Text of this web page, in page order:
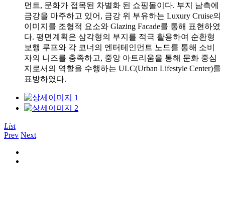
먼트, 문화가 접목된 차별화 된 쇼핑몰이다. 부지 남측에
금강을 마주하고 있어, 금강 위 부유하는 Luxury Cruise의
이미지를 조형적 요소와 Glazing Facade를 통해 표현하였
다. 평면계획은 삼각형의 부지를 적극 활용하여 순환형
보행 루프와 각 코너의 엔터테인먼트 노드를 통해 소비
자의 니즈를 충족하고, 중앙 아트리움을 통해 문화 중심
지로서의 역할을 수행하는 ULC(Urban Lifestyle Center)를
표방하였다.
List
Prev Next